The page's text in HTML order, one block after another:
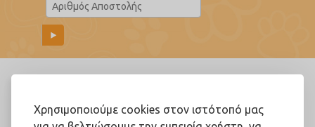
Χρησιμοποιούμε cookies στον ιστότοπό μας
Ακολουθήστε μας!